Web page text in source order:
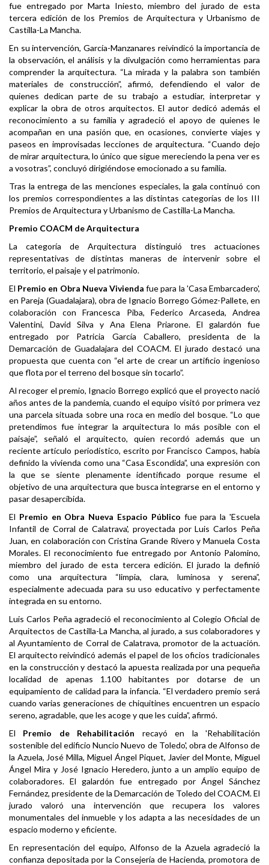
fue entregado por Marta Iniesto, miembro del jurado de esta
tercera edición de los Premios de Arquitectura y Urbanismo de
Castilla-La Mancha.
En su intervención, García-Manzanares reivindicó la importancia de
la observación, el análisis y la divulgación como herramientas para
comprender la arquitectura. “La mirada y la palabra son también
materiales de construcción”, afirmó, defendiendo el valor de
quienes dedican parte de su trabajo a estudiar, interpretar y
explicar la obra de otros arquitectos. El autor dedicó además el
reconocimiento a su familia y agradeció el apoyo de quienes le
acompañan en una pasión que, en ocasiones, convierte viajes y
paseos en improvisadas lecciones de arquitectura. “Cuando dejo
de mirar arquitectura, lo único que sigue mereciendo la pena ver es
a vosotras”, concluyó dirigiéndose emocionado a su familia.
Tras la entrega de las menciones especiales, la gala continuó con
los premios correspondientes a las distintas categorías de los III
Premios de Arquitectura y Urbanismo de Castilla-La Mancha.
Premio COACM de Arquitectura
La categoría de Arquitectura distinguió tres actuaciones
representativas de distintas maneras de intervenir sobre el
territorio, el paisaje y el patrimonio.
El Premio en Obra Nueva Vivienda fue para la 'Casa Embarcadero',
en Pareja (Guadalajara), obra de Ignacio Borrego Gómez-Pallete, en
colaboración con Francesca Piba, Federico Arcaseda, Andrea
Valentini, David Silva y Ana Elena Priarone. El galardón fue
entregado por Patricia García Caballero, presidenta de la
Demarcación de Guadalajara del COACM. El jurado destacó una
propuesta que cuenta con “el arte de crear un artificio ingenioso
que flota por el terreno del bosque sin tocarlo”.
Al recoger el premio, Ignacio Borrego explicó que el proyecto nació
años antes de la pandemia, cuando el equipo visitó por primera vez
una parcela situada sobre una roca en medio del bosque. “Lo que
pretendimos fue integrar la arquitectura lo más posible con el
paisaje”, señaló el arquitecto, quien recordó además que un
reciente artículo periodístico, escrito por Francisco Campos, había
definido la vivienda como una “Casa Escondida”, una expresión con
la que se siente plenamente identificado porque resume el
objetivo de una arquitectura que busca integrarse en el entorno y
pasar desapercibida.
El Premio en Obra Nueva Espacio Público fue para la 'Escuela
Infantil de Corral de Calatrava', proyectada por Luis Carlos Peña
Juan, en colaboración con Cristina Grande Rivero y Manuela Costa
Morales. El reconocimiento fue entregado por Antonio Palomino,
miembro del jurado de esta tercera edición. El jurado la definió
como una arquitectura “limpia, clara, luminosa y serena”,
especialmente adecuada para su uso educativo y perfectamente
integrada en su entorno.
Luis Carlos Peña agradeció el reconocimiento al Colegio Oficial de
Arquitectos de Castilla-La Mancha, al jurado, a sus colaboradores y
al Ayuntamiento de Corral de Calatrava, promotor de la actuación.
El arquitecto reivindicó además el papel de los oficios tradicionales
en la construcción y destacó la apuesta realizada por una pequeña
localidad de apenas 1.100 habitantes por dotarse de un
equipamiento de calidad para la infancia. “El verdadero premio será
cuando varias generaciones de chiquitines encuentren un espacio
sereno, agradable, que les acoge y que les cuida”, afirmó.
El Premio de Rehabilitación recayó en la 'Rehabilitación
sostenible del edificio Nuncio Nuevo de Toledo', obra de Alfonso de
la Azuela, José Milla, Miguel Ángel Piquet, Javier del Monte, Miguel
Ángel Mira y José Ignacio Heredero, junto a un amplio equipo de
colaboradores. El galardón fue entregado por Ángel Sánchez
Fernández, presidente de la Demarcación de Toledo del COACM. El
jurado valoró una intervención que recupera los valores
monumentales del inmueble y los adapta a las necesidades de un
espacio moderno y eficiente.
En representación del equipo, Alfonso de la Azuela agradeció la
confianza depositada por la Consejería de Hacienda, promotora de